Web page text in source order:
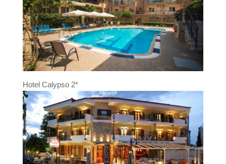
Hotel Calypso 2*